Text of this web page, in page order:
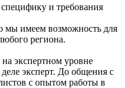
и требования
мы имеем возможность для
региона.
экспертном уровне
эксперт. До общения с
с опытом работы в